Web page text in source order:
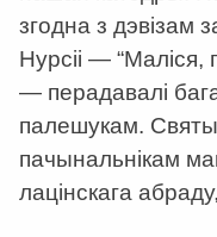
згодна з дэвізам
Нурсіі — “Маліся,
— перадавалі
палешукам.
пачынальнікам
лацінскага